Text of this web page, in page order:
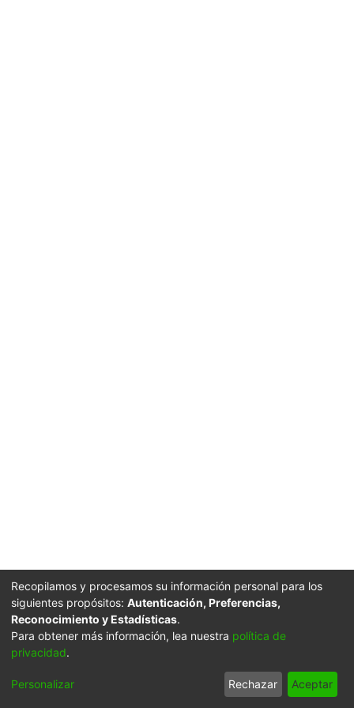
Recopilamos y procesamos su información personal para los
siguientes propósitos: Autenticación, Preferencias,
Reconocimiento y Estadísticas.
Para obtener más información, lea nuestra política de
privacidad.
Personalizar Rechazar Aceptar